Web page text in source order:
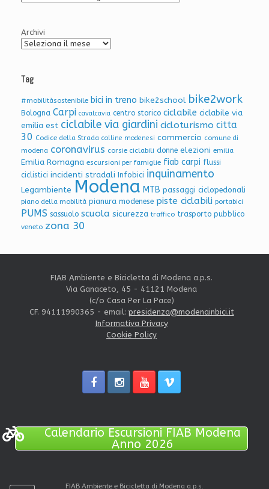
Archivi
Tag
#mobilitàsostenibile bici in treno bike2school bike2work
Bologna Carpi cavalcavia centro storico ciclabile ciclabile via
emilia est ciclabile via giardini cicloturismo citta
30 Codice della Strada colline modenesi commercio comune di
modena coronavirus corsie ciclabili donne elezioni emilia
Emilia Romagna escursioni per famiglie fiab carpi flussi
ciclistici incidenti stradali Infobici inquinamento
Legambiente Modena MTB passaggi ciclopedonali
piano della mobilità pianura modenese piste ciclabili portabici
PUMS sassuolo scuola sicurezza traffico trasporto pubblico
veneto zona 30
FIAB Ambiente e Bicicletta di Modena a.p.s.
Via Ganaceto, 45 - 41121 Modena
(c/o Casa Per La Pace)
CF. 94111990365 - email: presidenza@modenainbici.it
Informativa Privacy
Cookie Policy
Calendario Escursioni FIAB Modena
Anno 2026
FIAB Ambiente e Bicicletta di Modena a.p.s.